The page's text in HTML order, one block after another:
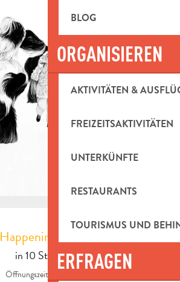
BLOG
ORGANISIEREN
AKTIVITÄTEN &
FREIZEITSAKTIVITÄTEN
UNTERKÜNFTE
RESTAURANTS
TOURISMUS UND
ERFRAGEN
&
Happening heute
in 10 Stunden
Öffnungszeiten ansehen